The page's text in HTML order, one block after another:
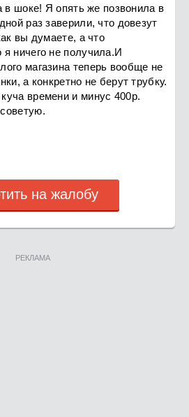
в шоке! Я опять же позвонила в
раз заверили, что довезут
вы думаете, а что
ничего не получила.И
магазина теперь вообще не
а конкретно не берут трубку.
времени и минус 400р.
на жалобу
РЕКЛАМА